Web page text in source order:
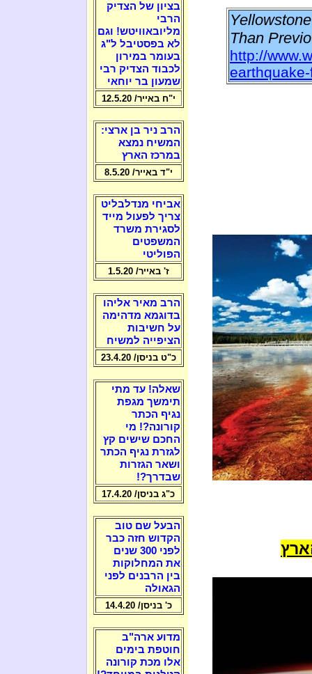
Yellowstone
Than
http://
בציון של הצדיק
הרבי
מליובאוויטש! וגם
לא בפסטיבל ל"ג
בעומר במירון
לכבוד הצדיק רבי
שמעון בר יוחאי
י"ח באייר/ 12.5.20
הרב ניר בן ארצי:
המשיח נמצא
במרכז הארץ
י"ד באייר/ 8.5.20
אביחי מנדלבליט
צריך לפעול מייד
לסגירת משרד
המשפטים
הפוליטי
ז' באייר/ 1.5.20
הרב מאיר אליהו
בדוגמא מדהימה
על חשיבות
הציפייה למשיח
כ"ט בניסן/ 23.4.20
שאלה! עד מתי
תימשך מגפת
נגיף הכתר
קורונה?! מי
החכם שישים קץ
לגזרת נגיף הכתר
ושאר הגזרות
שבדרך?!
כ"ג בניסן/ 17.4.20
הבעל שם טוב
הקדוש חזה כבר
לפני 300 שנים
את המחלוקות
בין הרבנים לפני
הגאולה
כ' בניסן/ 14.4.20
מדוע ארה"ב
חוטפת בימים
אלו מכת קורונה